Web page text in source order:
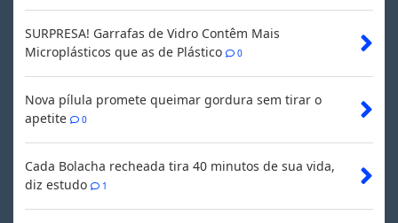
SURPRESA! Garrafas de Vidro Contêm Mais
Microplásticos que as de Plástico
0
Nova pílula promete queimar gordura sem tirar o
apetite
0
Cada Bolacha recheada tira 40 minutos de sua vida,
diz estudo
1